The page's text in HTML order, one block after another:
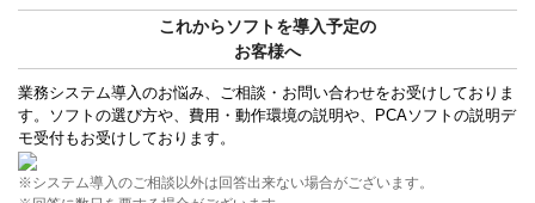
これからソフトを導入予定の
お客様へ
業務システム導入のお悩み、ご相談・お問い合わせをお受けしておりま
す。ソフトの選び方や、費用・動作環境の説明や、PCAソフトの説明デ
モ受付もお受けしております。
※システム導入のご相談以外は回答出来ない場合がございます。